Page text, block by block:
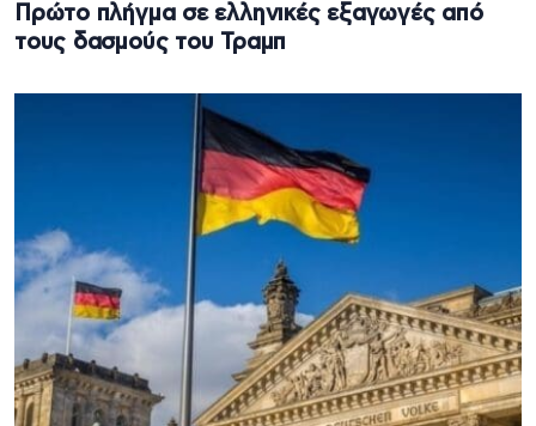
Πρώτο πλήγμα σε ελληνικές εξαγωγές από
τους δασμούς του Τραμπ